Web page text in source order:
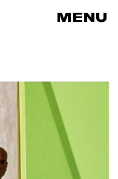
MENU